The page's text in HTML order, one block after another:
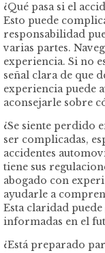
¿Qué pasa si el
Esto puede
responsabilidad
varias partes.
experiencia. Si no
señal clara de que
experiencia puede
aconsejarle sobre
¿Se siente perdido
ser complicadas,
accidentes
tiene sus
abogado con
ayudarle a
Esta claridad
informadas en el
¿Está preparado